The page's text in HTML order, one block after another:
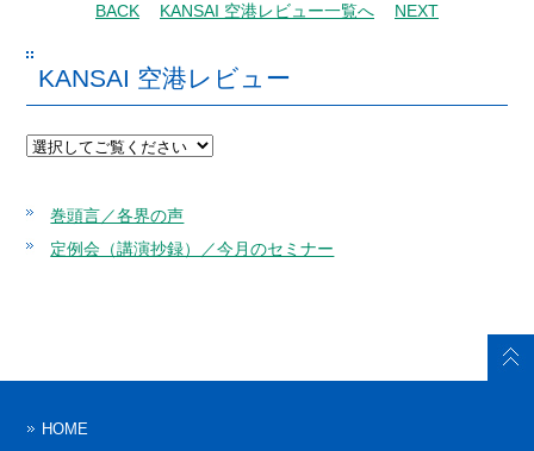
BACK KANSAI 空港レビュー一覧へ NEXT
KANSAI 空港レビュー
巻頭言／各界の声
定例会（講演抄録）／今月のセミナー
HOME